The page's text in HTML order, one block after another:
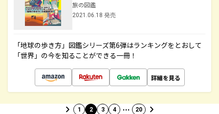
旅の図鑑
2021.06.18 発売
「地球の歩き方」図鑑シリーズ第6弾はランキングをとおして
「世界」の今を知ることができる一冊！
詳細を見る
1 2 3 4 … 20